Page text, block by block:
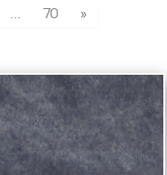
... 70 »